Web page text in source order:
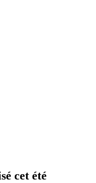
cet été